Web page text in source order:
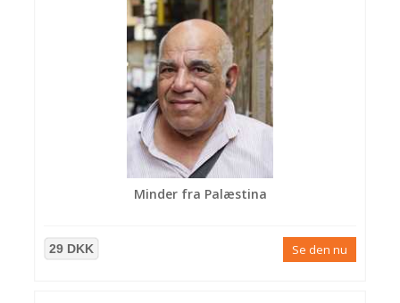
Minder fra Palæstina
29 DKK Se den nu